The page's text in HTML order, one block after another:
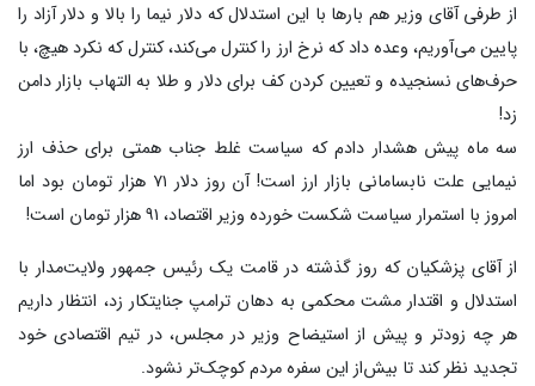
از طرفی آقای وزیر هم بارها با این استدلال که دلار نیما را بالا و دلار آزاد را
پایین می‌آوریم، وعده داد که نرخ ارز را کنترل می‌کند، کنترل که نکرد هیچ، با
حرف‌های نسنجیده و تعیین کردن کف برای دلار و طلا به التهاب بازار دامن
زد!
سه ماه پیش هشدار دادم که سیاست غلط جناب همتی برای حذف ارز
نیمایی علت نابسامانی بازار ارز است! آن روز دلار ۷۱ هزار تومان بود اما
امروز با استمرار سیاست شکست خورده وزیر اقتصاد، ۹۱ هزار تومان است!
از آقای پزشکیان که روز گذشته در قامت یک رئیس جمهور ولایت‌مدار با
استدلال و اقتدار مشت محکمی به دهان ترامپ جنایتکار زد، انتظار داریم
هر چه زودتر و پیش از استیضاح وزیر در مجلس، در تیم اقتصادی خود
تجدید نظر کند تا بیش‌از این سفره مردم کوچک‌تر نشود.